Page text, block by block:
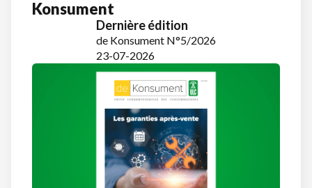
Konsument
Dernière édition
de Konsument N°5/2026
23-07-2026